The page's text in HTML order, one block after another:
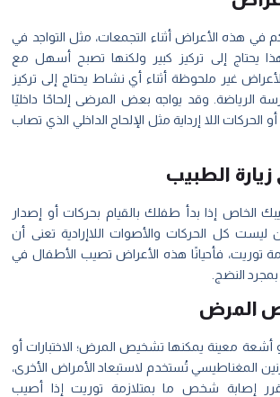
في هذه الأعراض أثناء التجمعات، مثل التواجد في
يحتاج إلى تركيز كبير ولكنها تصبح أسهل مع
غير ملحوظة أثناء أي نشاط يحتاج إلى تركيز
الرياضة. وقد يواجه بعض المرضى إلحاحًا داخليًا
الحركات اللا إرداية مثل الإلحاح الداخلي الذي تصاب
زيارة الطبيب
الخاص إذا بدأ طفلك بالقيام بحركات أو إصدار
ليست كل الحركات والأصوات اللاإرادية تعنى أن
توريت، فأحيانًا هذه الأعراض تصيب الأطفال في
النضج.
المرض
معينة يمكنها تشخيص المرض؛ الاختبارات أو
المغناطيسي تُستخدم لاستبعاد الأمراض الأخرى،
إصابة شخص ما بمتلازمة توريت إذا أصيب